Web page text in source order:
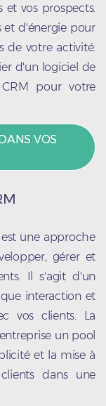
et vos prospects.
et d'énergie pour
de votre activité.
d'un logiciel de
pour votre
VOS
une approche
gérer et
Il s'agit d'un
interaction et
vos clients. La
un pool
et la mise à
dans une